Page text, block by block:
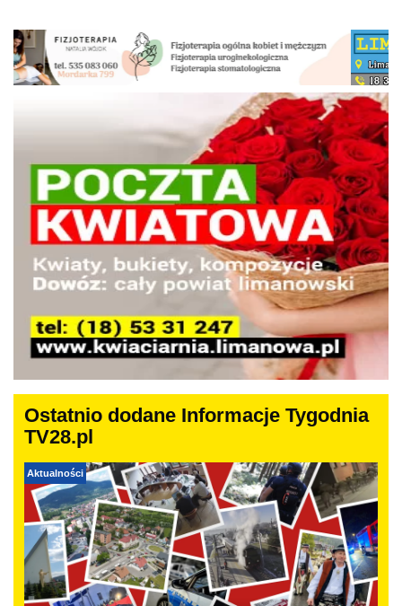
Ostatnio dodane Informacje Tygodnia
TV28.pl
Aktualności